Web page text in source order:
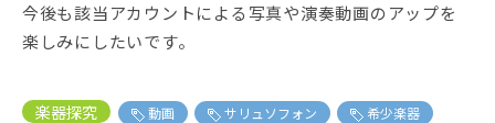
今後も該当アカウントによる写真や演奏動画のアップを
楽しみにしたいです。
楽器探究 動画 サリュソフォン 希少楽器